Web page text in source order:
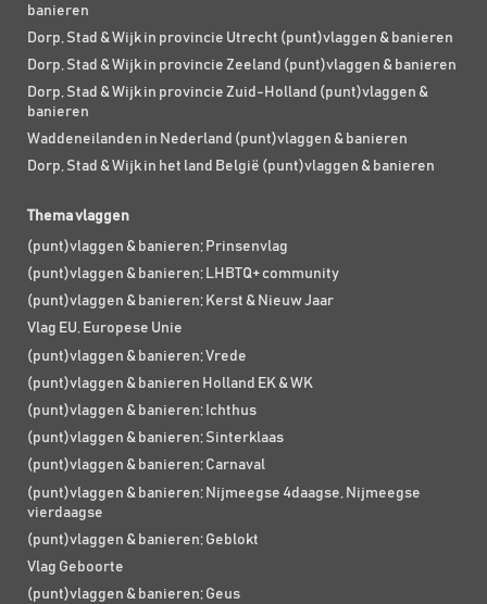
banieren
Dorp, Stad & Wijk in provincie Utrecht (punt)vlaggen & banieren
Dorp, Stad & Wijk in provincie Zeeland (punt)vlaggen & banieren
Dorp, Stad & Wijk in provincie Zuid-Holland (punt)vlaggen &
banieren
Waddeneilanden in Nederland (punt)vlaggen & banieren
Dorp, Stad & Wijk in het land België (punt)vlaggen & banieren
Thema vlaggen
(punt)vlaggen & banieren; Prinsenvlag
(punt)vlaggen & banieren; LHBTQ+ community
(punt)vlaggen & banieren; Kerst & Nieuw Jaar
Vlag EU, Europese Unie
(punt)vlaggen & banieren; Vrede
(punt)vlaggen & banieren Holland EK & WK
(punt)vlaggen & banieren; Ichthus
(punt)vlaggen & banieren; Sinterklaas
(punt)vlaggen & banieren; Carnaval
(punt)vlaggen & banieren; Nijmeegse 4daagse, Nijmeegse
vierdaagse
(punt)vlaggen & banieren; Geblokt
Vlag Geboorte
(punt)vlaggen & banieren; Geus